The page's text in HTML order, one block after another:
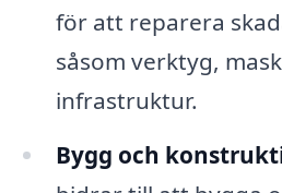
för att reparera
såsom verktyg,
infrastruktur.
Bygg och